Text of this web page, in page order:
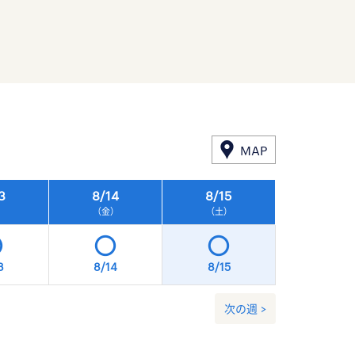
MAP
8/14
（金）
8/15
（土）
8/14 8/15
次の週 >